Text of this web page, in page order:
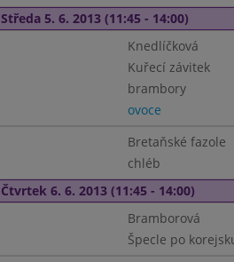
Středa 5. 6. 2013 (11:45 - 14:00)
Knedlíčková
Kuřecí závitek
brambory
ovoce
Bretaňské fazole
chléb
Čtvrtek 6. 6. 2013 (11:45 - 14:00)
Bramborová
Špecle po